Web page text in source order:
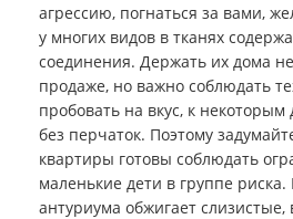
агрессию, погнаться за вами,
у многих видов в тканях
соединения. Держать их дома
продаже, но важно соблюдать
пробовать на вкус, к некоторым
без перчаток. Поэтому
квартиры готовы соблюдать
маленькие дети в группе
антуриума обжигает слизистые,